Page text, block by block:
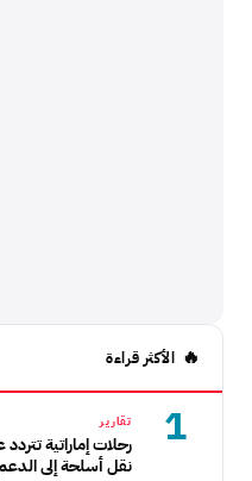
الأكثر قراءة
1 تقارير
رحلات إماراتية
نقل أسلحة إلى